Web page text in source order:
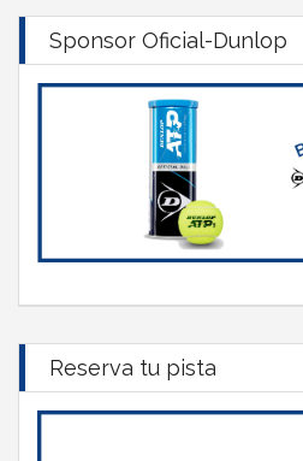
Sponsor Oficial-Dunlop
Reserva tu pista